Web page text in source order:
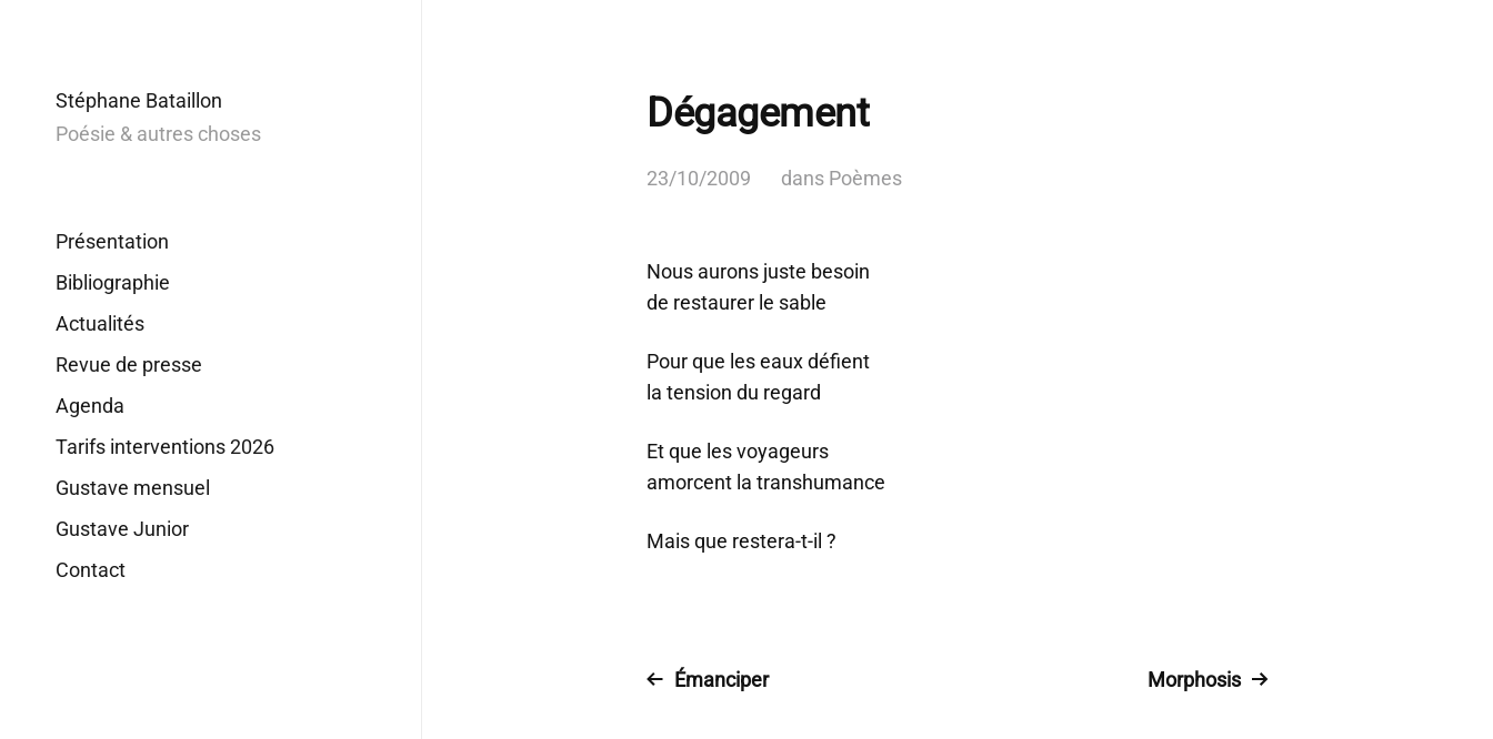
Stéphane Bataillon
Poésie & autres choses
Présentation
Bibliographie
Actualités
Revue de presse
Agenda
Tarifs interventions 2026
Gustave mensuel
Gustave Junior
Contact
Dégagement
23/10/2009 dans Poèmes
Nous aurons juste besoin
de restaurer le sable
Pour que les eaux défient
la tension du regard
Et que les voyageurs
amorcent la transhumance
Mais que restera-t-il ?
Émanciper Morphosis